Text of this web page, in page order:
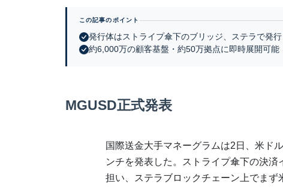
この記事のポイント
発行体はストライプ傘下のブリッジ、ステラで発行
約6,000万の顧客基盤・約50万拠点に即時展開可能
MGUSD正式発表
国際送金大手マネーグラムは2日、米ド
ンチを発表した。ストライプ傘下の決
担い、ステラブロックチェーン上でまず